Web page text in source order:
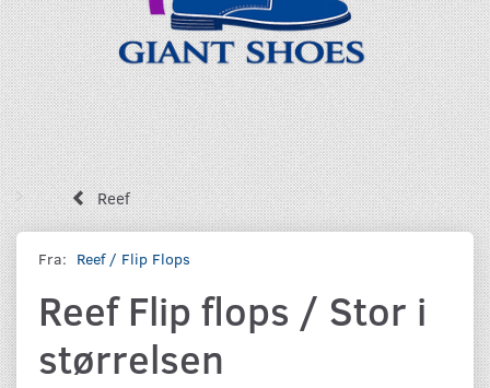
Reef
Fra: Reef / Flip Flops
Reef Flip flops / Stor i
størrelsen